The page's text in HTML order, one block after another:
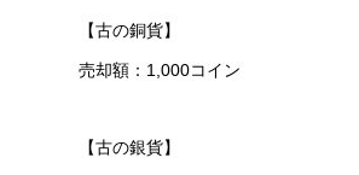
【古の銅貨】
売却額：1,000コイン
【古の銀貨】